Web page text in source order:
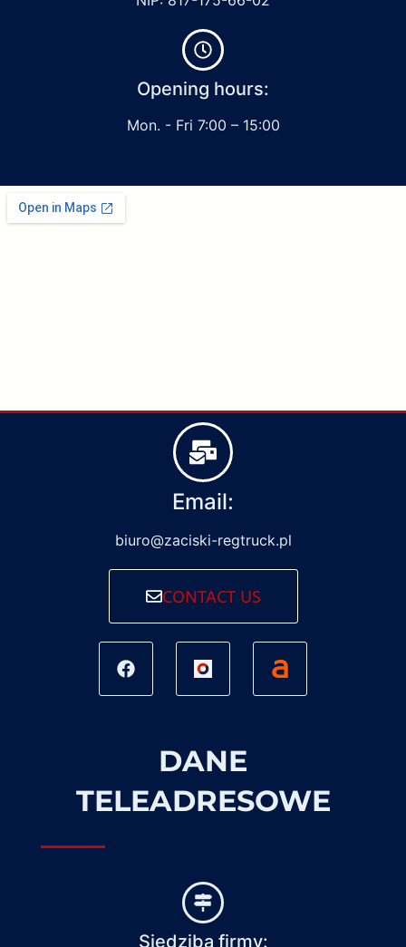
Opening hours:
Mon. - Fri 7:00 – 15:00
Email:
biuro@zaciski-regtruck.pl
CONTACT US
DANE
TELEADRESOWE
Siedziba firmy: